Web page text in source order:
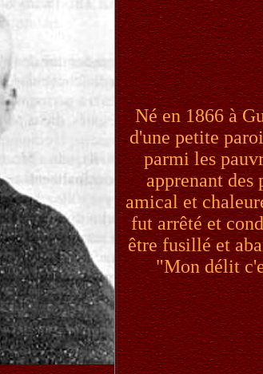
Né en 1866 à
d'une petite
parmi les
apprenant
amical et
fut arrêté et
être fusillé et
"Mon délit